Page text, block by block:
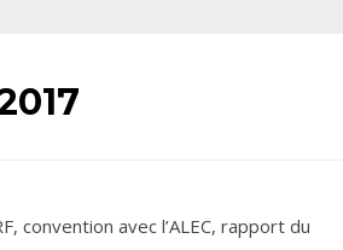
convention avec l’ALEC, rapport du